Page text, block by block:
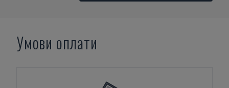
Умови оплати